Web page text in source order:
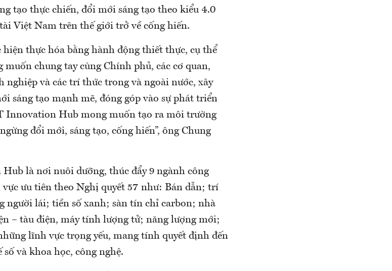
tạo thực chiến, đổi mới sáng tạo theo kiểu 4.0
Việt Nam trên thế giới trở về cống hiến.
thực hóa bằng hành động thiết thực, cụ thể
muốn chung tay cùng Chính phủ, các cơ quan,
nghiệp và các trí thức trong và ngoài nước, xây
sáng tạo mạnh mẽ, đóng góp vào sự phát triển
Innovation Hub mong muốn tạo ra môi trường
đổi mới, sáng tạo, cống hiến”, ông Chung
là nơi nuôi dưỡng, thúc đẩy 9 ngành công
ưu tiên theo Nghị quyết 57 như: Bán dẫn; trí
người lái; tiền số xanh; sàn tín chỉ carbon; nhà
– tàu điện, máy tính lượng tử; năng lượng mới;
lĩnh vực trọng yếu, mang tính quyết định đến
và khoa học, công nghệ.